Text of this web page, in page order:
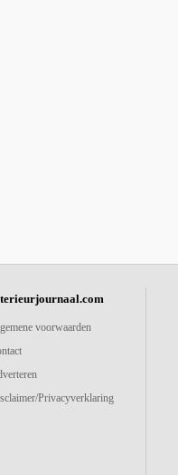
voorwaarden
Privacyverklaring